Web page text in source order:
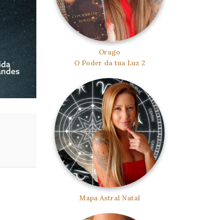
Orago
O Poder da tua Luz 2
Mapa Astral Natal